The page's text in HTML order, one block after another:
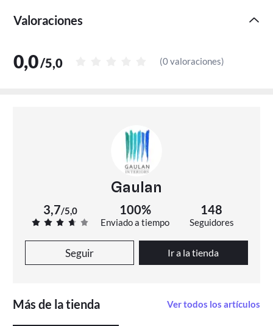
Valoraciones
0,0/5,0 (0 valoraciones)
Gaulan
3,7/5,0 100%
Enviado a tiempo
148
Seguidores
Seguir Ir a la tienda
Más de la tienda Ver todos los artículos